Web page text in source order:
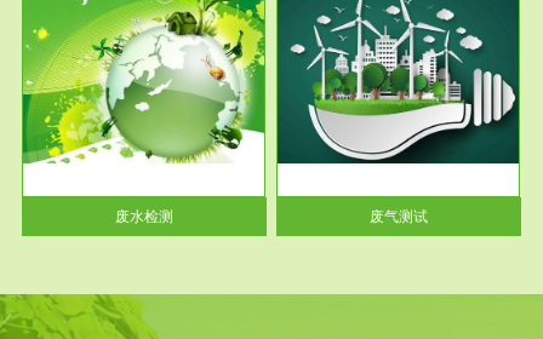
废水检测
服务范围
废气测试
检测范围工业废气检测包括有机
废气和无机废气。有机废气主要
包括...
废气测试